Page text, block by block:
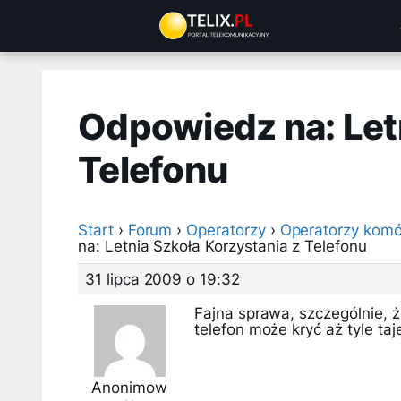
treści
Odpowiedz na:
Telefonu
Start › Forum › Operatorzy › Operatorzy
na: Letnia Szkoła Korzystania z Telefonu
31 lipca 2009 o 19:32
Anonimow
Fajna sprawa, szczególnie,
telefon może kryć aż tyle